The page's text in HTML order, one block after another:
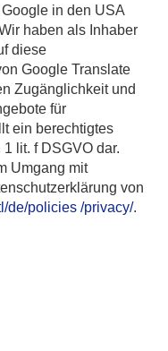
in den USA
haben als Inhaber
diese
Google Translate
Zugänglichkeit und
für
ein berechtigtes
1 lit. f DSGVO dar.
Umgang mit
von
de/policies /privacy/.